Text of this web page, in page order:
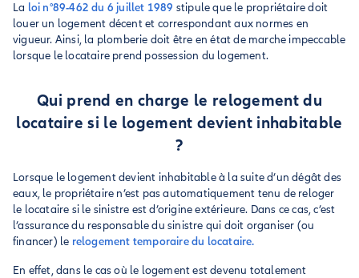
La loi n°89-462 du 6 juillet 1989 stipule que le propriétaire doit
louer un logement décent et correspondant aux normes en
vigueur. Ainsi, la plomberie doit être en état de marche impeccable
lorsque le locataire prend possession du logement.
Qui prend en charge le relogement du
locataire si le logement devient inhabitable
?
Lorsque le logement devient inhabitable à la suite d’un dégât des
eaux, le propriétaire n’est pas automatiquement tenu de reloger
le locataire si le sinistre est d’origine extérieure. Dans ce cas, c’est
l’assurance du responsable du sinistre qui doit organiser (ou
financer) le relogement temporaire du locataire.
En effet, dans le cas où le logement est devenu totalement